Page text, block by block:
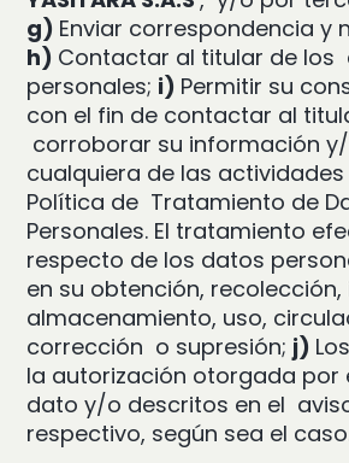
g) Enviar correspondencia y
h) Contactar al titular de los
personales; i) Permitir su
con el fin de contactar al
corroborar su información
cualquiera de las
Política de Tratamiento de
Personales. El tratamiento
respecto de los datos
en su obtención,
almacenamiento, uso,
corrección o supresión; j)
la autorización otorgada por
dato y/o descritos en el
respectivo, según sea el